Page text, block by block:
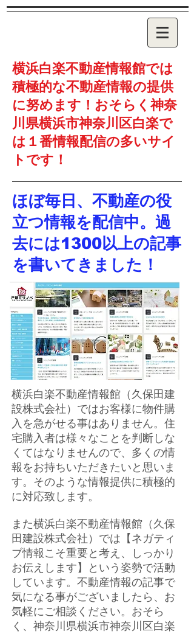
横浜白楽不動産情報館では
積極的な不動産情報の提供
に努めます！おそらく神奈
川県横浜市神奈川区白楽で
は１番情報配信の多いサイ
トです！
横浜白楽不動産情報館（久保田建
設株式会社）ではお客様に物件購
入を急がせる事はありません。住
宅購入者は様々なことを判断しな
くてはなりませんので、多くの情
報をお持ちいただきたいと思いま
す。そのような情報提供に積極的
に対応致します。
また横浜白楽不動産情報館（久保
田建設株式会社）では【ネガティ
ブ情報こそ重要と考え、しっかり
お伝えします】という姿勢で活動
しています。不動産情報の記事で
気になる事がございましたら、お
気軽にご相談ください。おそら
く、神奈川県横浜市神奈川区白楽
ほぼ毎日、不動産の役
立つ情報を配信中。過
去には1300以上の記事
を書いてきました！